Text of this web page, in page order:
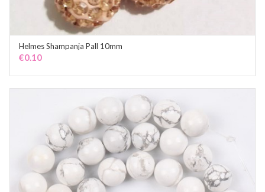
ADD TO CART
Helmes Shampanja Pall 10mm
€0.10